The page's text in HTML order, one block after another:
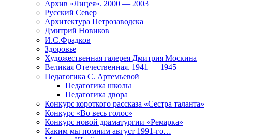
Архив «Лицея». 2000 — 2003
Русский Север
Архитектура Петрозаводска
Дмитрий Новиков
И.С.Фрадков
Здоровье
Художественная галерея Дмитрия Москина
Великая Отечественная. 1941 — 1945
Педагогика С. Артемьевой
Педагогика школы
Педагогика двора
Конкурс короткого рассказа «Сестра таланта»
Конкурс «Во весь голос»
Конкурс новой драматургии «Ремарка»
Каким мы помним август 1991-го…